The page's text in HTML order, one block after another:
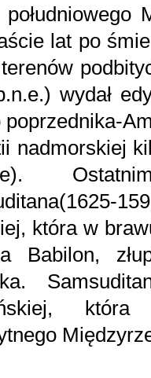
lat po
wydał
poprzednika-
nadmorskiej
która w
Babilon,
która